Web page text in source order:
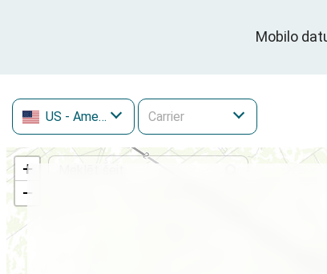
Mobilo
US - Amerikas Savienotās Valstis
+
−